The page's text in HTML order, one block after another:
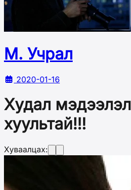
М. Учрал
2020-01-16
Худал
хуультай!!!
Хуваалцах: